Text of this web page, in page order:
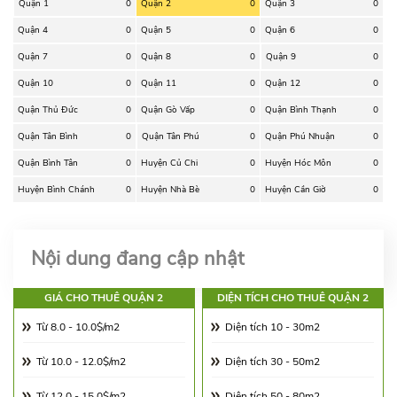
Quận 1 0 Quận 2 0 Quận 3 0
Quận 4 0 Quận 5 0 Quận 6 0
Quận 7 0 Quận 8 0 Quận 9 0
Quận 10 0 Quận 11 0 Quận 12 0
Quận Thủ Đức 0 Quận Gò Vấp 0 Quận Bình Thạnh 0
Quận Tân Bình 0 Quận Tân Phú 0 Quận Phú Nhuận 0
Quận Bình Tân 0 Huyện Củ Chi 0 Huyện Hóc Môn 0
Huyện Bình Chánh 0 Huyện Nhà Bè 0 Huyện Cần Giờ 0
Nội dung đang cập nhật
GIÁ CHO THUÊ QUẬN 2
Từ 8.0 - 10.0$/m2
Từ 10.0 - 12.0$/m2
DIỆN TÍCH CHO THUÊ QUẬN 2
Diện tích 10 - 30m2
Diện tích 30 - 50m2